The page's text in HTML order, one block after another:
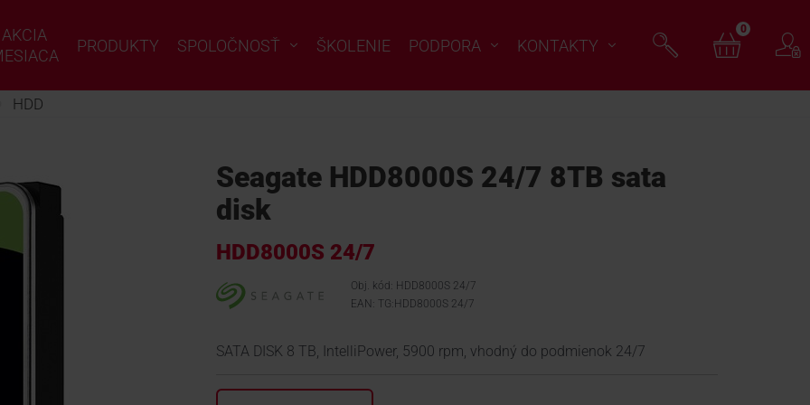
AKCIA
PRODUKTY SPOLOČNOSŤ ŠKOLENIE PODPORA KONTAKTY
0
HDD
Seagate HDD8000S 24/7 8TB sata
disk
HDD8000S 24/7
Obj. kód: HDD8000S 24/7
EAN: TG:HDD8000S 24/7
SATA DISK 8 TB, IntelliPower, 5900 rpm, vhodný do podmienok 24/7